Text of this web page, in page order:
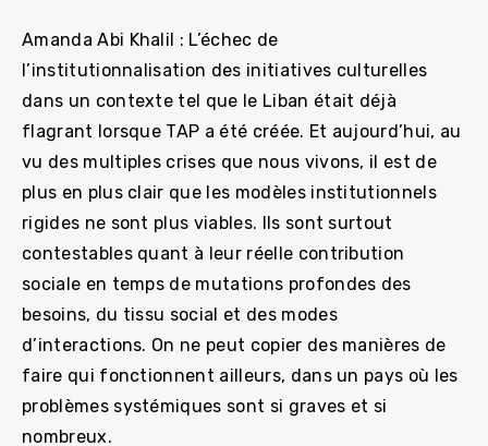
Amanda Abi Khalil : L’échec de
l’institutionnalisation des initiatives culturelles
dans un contexte tel que le Liban était déjà
flagrant lorsque TAP a été créée. Et aujourd’hui, au
vu des multiples crises que nous vivons, il est de
plus en plus clair que les modèles institutionnels
rigides ne sont plus viables. Ils sont surtout
contestables quant à leur réelle contribution
sociale en temps de mutations profondes des
besoins, du tissu social et des modes
d’interactions. On ne peut copier des manières de
faire qui fonctionnent ailleurs, dans un pays où les
problèmes systémiques sont si graves et si
nombreux.